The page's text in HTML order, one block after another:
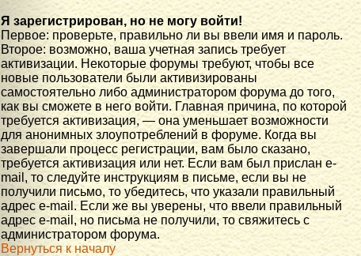
Я зарегистрирован, но не могу войти!
Первое: проверьте, правильно ли вы ввели имя и пароль.
Второе: возможно, ваша учетная запись требует
активизации. Некоторые форумы требуют, чтобы все
новые пользователи были активизированы
самостоятельно либо администратором форума до того,
как вы сможете в него войти. Главная причина, по которой
требуется активизация, — она уменьшает возможности
для анонимных злоупотреблений в форуме. Когда вы
завершали процесс регистрации, вам было сказано,
требуется активизация или нет. Если вам был прислан e-
mail, то следуйте инструкциям в письме, если вы не
получили письмо, то убедитесь, что указали правильный
адрес e-mail. Если же вы уверены, что ввели правильный
адрес e-mail, но письма не получили, то свяжитесь с
администратором форума.
Вернуться к началу